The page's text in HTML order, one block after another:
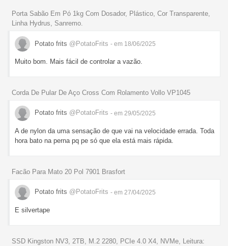
Porta Sabão Em Pó 1kg Com Dosador, Plástico, Cor Transparente,
Linha Hydrus, Sanremo.
Potato frits @PotatoFrits - em 18/06/2025
Muito bom. Mais fácil de controlar a vazão.
Corda De Pular De Aço Cross Com Rolamento Vollo VP1045
Potato frits @PotatoFrits - em 29/05/2025
A de nylon da uma sensação de que vai na velocidade errada. Toda
hora bato na perna pq pe só que ela está mais rápida.
Facão Para Mato 20 Pol 7901 Brasfort
Potato frits @PotatoFrits - em 27/04/2025
E silvertape
SSD Kingston NV3, 2TB, M.2 2280, PCIe 4.0 X4, NVMe, Leitura: